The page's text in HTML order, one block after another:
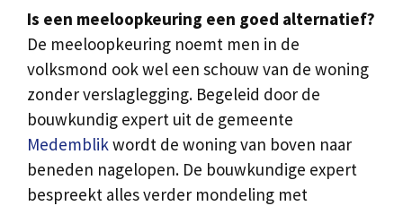
Is een meeloopkeuring een goed alternatief?
De meeloopkeuring noemt men in de
volksmond ook wel een schouw van de woning
zonder verslaglegging. Begeleid door de
bouwkundig expert uit de gemeente
Medemblikwordt de woning van boven naar
beneden nagelopen. De bouwkundige expert
bespreekt alles verder mondeling met